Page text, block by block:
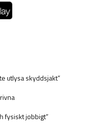
utlysa skyddsjakt”
fysiskt jobbigt”